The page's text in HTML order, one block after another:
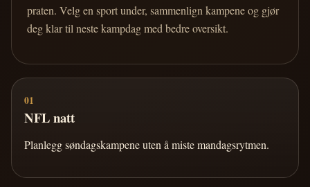
praten. Velg en sport under, sammenlign kampene og gjør
deg klar til neste kampdag med bedre oversikt.
01
NFL natt
Planlegg søndagskampene uten å miste mandagsrytmen.